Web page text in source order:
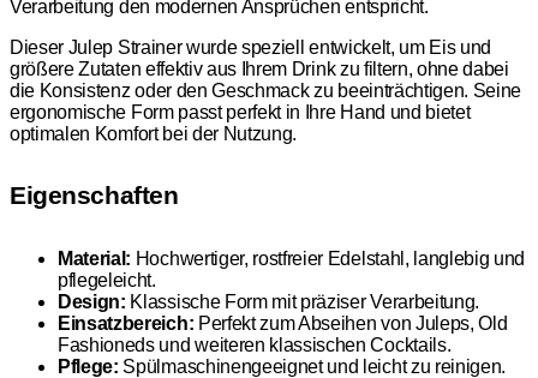
Verarbeitung den modernen Ansprüchen entspricht.
Dieser Julep Strainer wurde speziell entwickelt, um Eis und
größere Zutaten effektiv aus Ihrem Drink zu filtern, ohne dabei
die Konsistenz oder den Geschmack zu beeinträchtigen. Seine
ergonomische Form passt perfekt in Ihre Hand und bietet
optimalen Komfort bei der Nutzung.
Eigenschaften
Material: Hochwertiger, rostfreier Edelstahl, langlebig und
pflegeleicht.
Design: Klassische Form mit präziser Verarbeitung.
Einsatzbereich: Perfekt zum Abseihen von Juleps, Old
Fashioneds und weiteren klassischen Cocktails.
Pflege: Spülmaschinengeeignet und leicht zu reinigen.